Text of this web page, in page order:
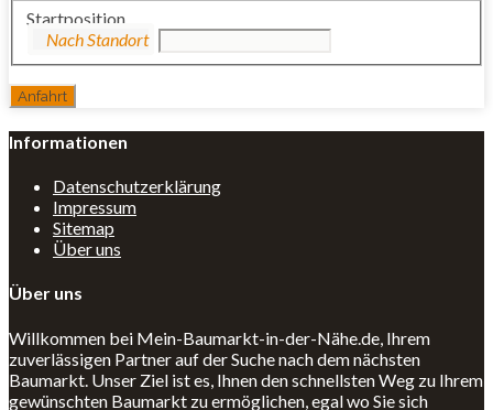
Startposition
Informationen
Datenschutzerklärung
Impressum
Sitemap
Über uns
Über uns
Willkommen bei Mein-Baumarkt-in-der-Nähe.de, Ihrem
zuverlässigen Partner auf der Suche nach dem nächsten
Baumarkt. Unser Ziel ist es, Ihnen den schnellsten Weg zu Ihrem
gewünschten Baumarkt zu ermöglichen, egal wo Sie sich